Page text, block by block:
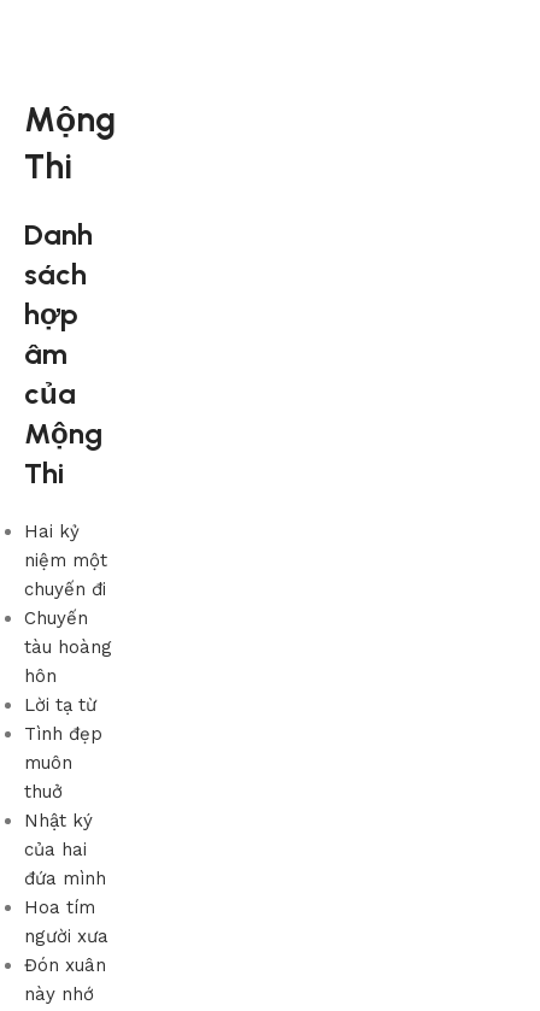
Mộng
Thi
Danh
sách
hợp
âm
của
Mộng
Thi
Hai kỷ
niệm một
chuyến đi
Chuyến
tàu hoàng
hôn
Lời tạ từ
Tình đẹp
muôn
thuở
Nhật ký
của hai
đứa mình
Hoa tím
người xưa
Đón xuân
này nhớ